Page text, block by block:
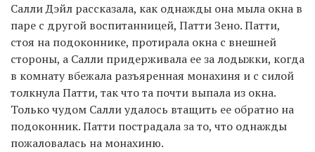
Салли Дэйл рассказала, как однажды она мыла окна в
паре с другой воспитанницей, Патти Зено. Патти,
стоя на подоконнике, протирала окна с внешней
стороны, а Салли придерживала ее за лодыжки, когда
в комнату вбежала разъяренная монахиня и с силой
толкнула Патти, так что та почти выпала из окна.
Только чудом Салли удалось втащить ее обратно на
подоконник. Патти пострадала за то, что однажды
пожаловалась на монахиню.